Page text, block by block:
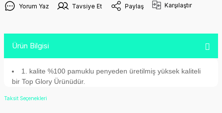
Yorum Yaz Tavsiye Et Paylaş Karşılaştır
Ürün Bilgisi
1. kalite %100 pamuklu penyeden üretilmiş yüksek kaliteli
bir Top Glory Ürünüdür.
Taksit Seçenekleri